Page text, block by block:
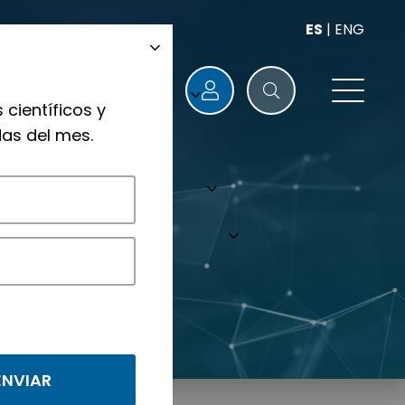
ES | ENG
científicos y
del mes.